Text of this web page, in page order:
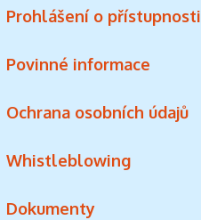
Prohlášení o přístupnosti
Povinné informace
Ochrana osobních údajů
Whistleblowing
Dokumenty